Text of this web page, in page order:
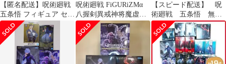
【匿名配送】呪術廻戦
五条悟 フィギュア セッ
ト‼️
呪術廻戦 FiGURiZMα
八握剣異戒神将魔虚羅
五条悟[無量空処] セッ
ト
【スピード配送】 呪
術廻戦 五条悟 無量
空処 フィギュア